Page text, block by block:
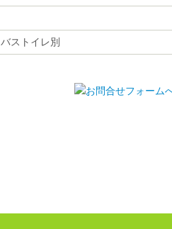
バストイレ別